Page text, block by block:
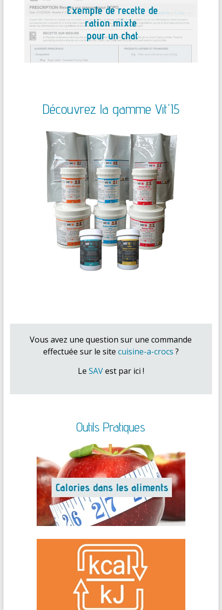
Découvrez la gamme Vit'I5
Vous avez une question sur une commande
effectuée sur le site cuisine-a-crocs ?
Le SAVest par ici !
Outils Pratiques